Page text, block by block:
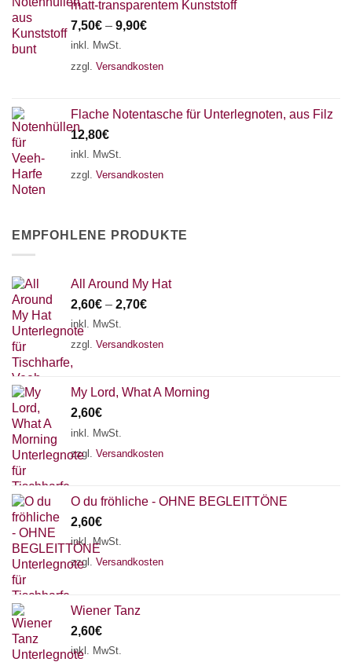
matt-transparentem Kunststoff
7,50€ – 9,90€
inkl. MwSt.
zzgl. Versandkosten
Flache Notentasche für Unterlegnoten, aus Filz
12,80€
inkl. MwSt.
zzgl. Versandkosten
EMPFOHLENE PRODUKTE
All Around My Hat
2,60€ – 2,70€
inkl. MwSt.
zzgl. Versandkosten
My Lord, What A Morning
2,60€
inkl. MwSt.
zzgl. Versandkosten
O du fröhliche - OHNE BEGLEITTÖNE
2,60€
inkl. MwSt.
zzgl. Versandkosten
Wiener Tanz
2,60€
inkl. MwSt.